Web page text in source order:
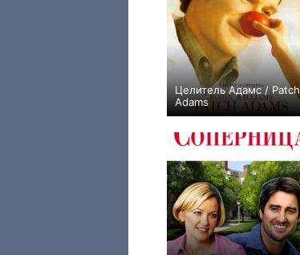
Целитель Адамс / Patch
Adams
+1